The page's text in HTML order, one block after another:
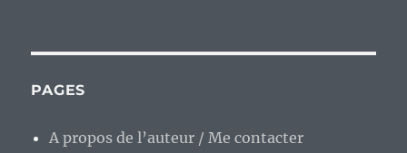
PAGES
A propos de l’auteur / Me contacter